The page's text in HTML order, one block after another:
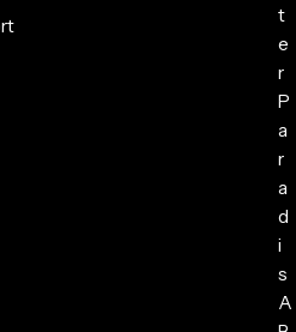
t
e
r
P
a
r
a
d
i
s
A